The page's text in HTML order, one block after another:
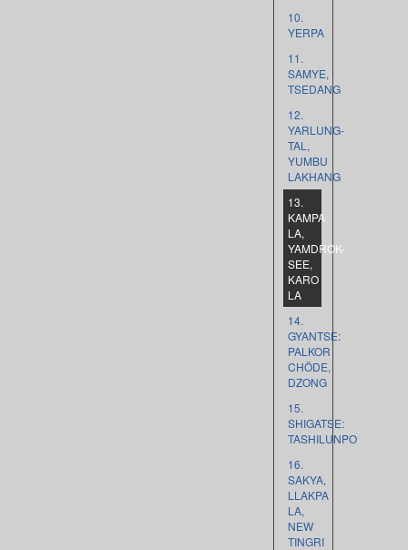
10.
YERPA
11.
SAMYE,
TSEDANG
12.
YARLUNG-
TAL,
YUMBU
LAKHANG
13.
KAMPA
LA,
YAMDROK-
SEE,
KARO
LA
14.
GYANTSE:
PALKOR
CHÖDE,
DZONG
15.
SHIGATSE:
TASHILUNPO
16.
SAKYA,
LLAKPA
LA,
NEW
TINGRI